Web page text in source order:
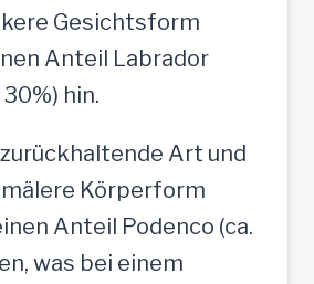
Gesichtsform
Anteil Labrador
hin.
Art und
Körperform
Anteil Podenco (ca.
was bei einem